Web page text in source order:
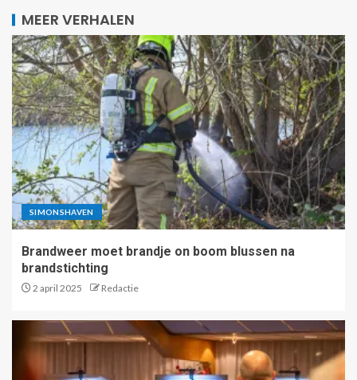
MEER VERHALEN
SIMONSHAVEN
Brandweer moet brandje on boom blussen na
brandstichting
2 april 2025 Redactie